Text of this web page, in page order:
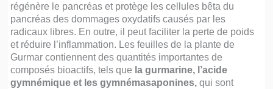
régénère le pancréas et protège les cellules bêta du
pancréas des dommages oxydatifs causés par les
radicaux libres. En outre, il peut faciliter la perte de poids
et réduire l’inflammation. Les feuilles de la plante de
Gurmar contiennent des quantités importantes de
composés bioactifs, tels que la gurmarine, l’acide
gymnémique et les gymnémasaponines,qui sont